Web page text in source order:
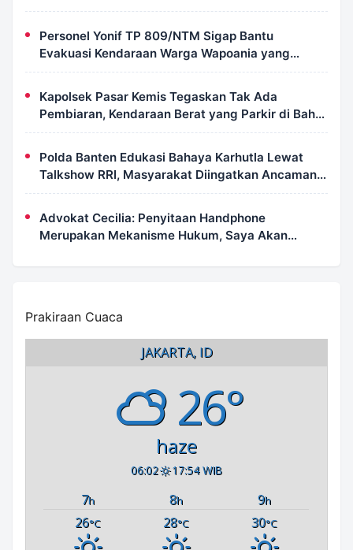
Petugas Damkar
Personel Yonif TP 809/NTM Sigap Bantu
Evakuasi Kendaraan Warga Wapoania yang
Terperosok ke Jurang
Kapolsek Pasar Kemis Tegaskan Tak Ada
Pembiaran, Kendaraan Berat yang Parkir di Bahu
Jalan Langsung Ditertibkan
Polda Banten Edukasi Bahaya Karhutla Lewat
Talkshow RRI, Masyarakat Diingatkan Ancaman
Pidana Pembakaran Lahan
Advokat Cecilia: Penyitaan Handphone
Merupakan Mekanisme Hukum, Saya Akan
Prakiraan Cuaca
JAKARTA, ID
26°
haze
06:02 17:54 WIB
7h 8h 9h
26°C 28°C 30°C